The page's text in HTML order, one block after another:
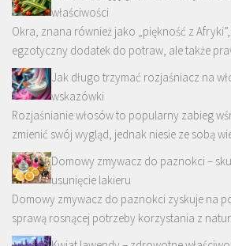
właściwości
Okra, znana również jako „piękność z
egzotyczny dodatek do potraw, ale także
Jak długo trzymać rozjaśniacz na
wskazówki
Rozjaśnianie włosów to popularny zabieg
zmienić swój wygląd, jednak niesie ze sobą
Domowy zmywacz do paznokci –
usunięcie lakieru
Domowy zmywacz do paznokci zyskuje na
sprawą rosnącej potrzeby korzystania z